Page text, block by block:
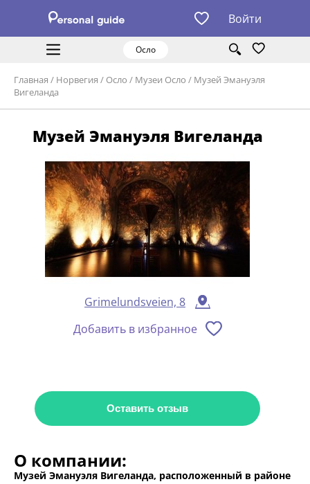
Войти
Осло
Главная / Норвегия / Осло / Музеи Осло / Музей Эмануэля
Вигеланда
Музей Эмануэля Вигеланда
Grimelundsveien, 8
Добавить в избранное
Оставить отзыв
О компании:
Музей Эмануэля Вигеланда, расположенный в районе